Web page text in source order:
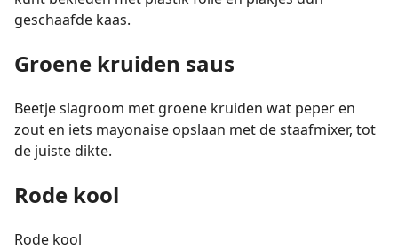
geschaafde kaas.
Groene kruiden saus
Beetje slagroom met groene kruiden wat peper en
zout en iets mayonaise opslaan met de staafmixer, tot
de juiste dikte.
Rode kool
Rode kool